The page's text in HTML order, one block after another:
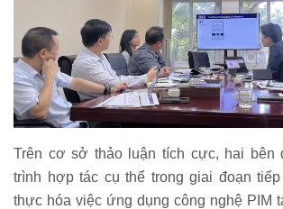
Trên cơ sở thảo luận tích cực, hai bên
trình hợp tác cụ thể trong giai đoạn
thực hóa việc ứng dụng công nghệ PIM